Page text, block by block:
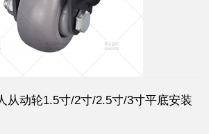
从动轮1.5寸/2寸/2.5寸/3寸平底安装